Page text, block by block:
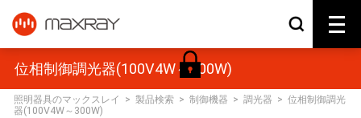
位相制御調光器(100V4W～300W)
照明器具のマックスレイ > 製品検索 > 制御機器 > 調光器 > 位相制御調光
器(100V4W～300W)